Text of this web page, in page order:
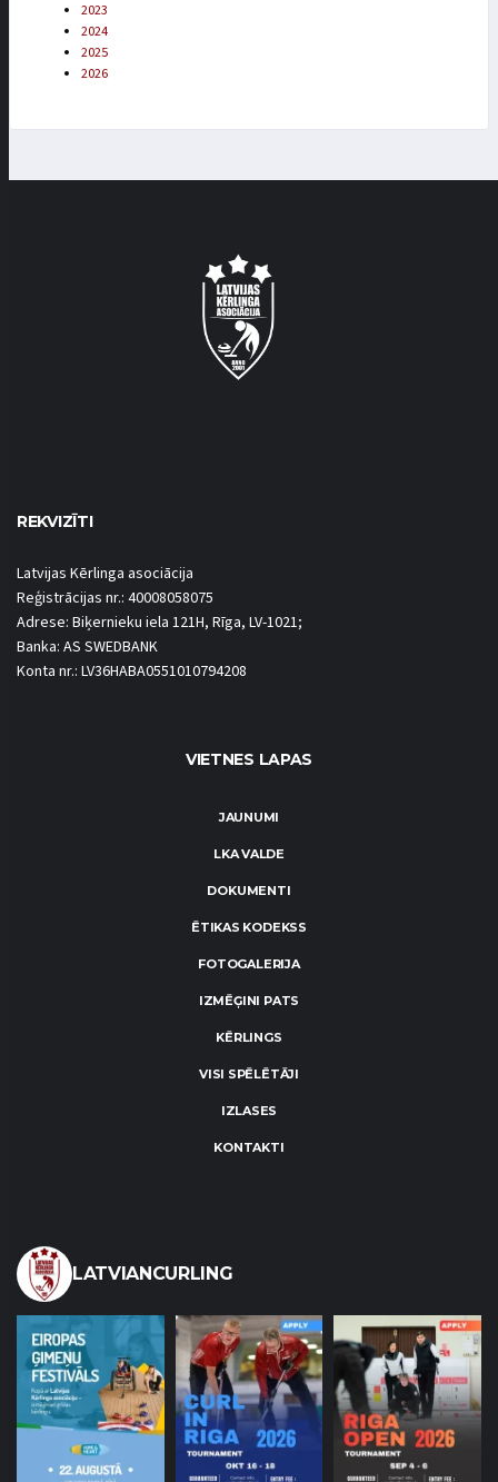
2023
2024
2025
2026
REKVIZĪTI
Latvijas Kērlinga asociācija
Reģistrācijas nr.: 40008058075
Adrese: Biķernieku iela 121H, Rīga, LV-1021;
Banka: AS SWEDBANK
Konta nr.: LV36HABA0551010794208
VIETNES LAPAS
JAUNUMI
LKA VALDE
DOKUMENTI
ĒTIKAS KODEKSS
FOTOGALERIJA
IZMĒĢINI PATS
KĒRLINGS
VISI SPĒLĒTĀJI
IZLASES
KONTAKTI
LATVIANCURLING